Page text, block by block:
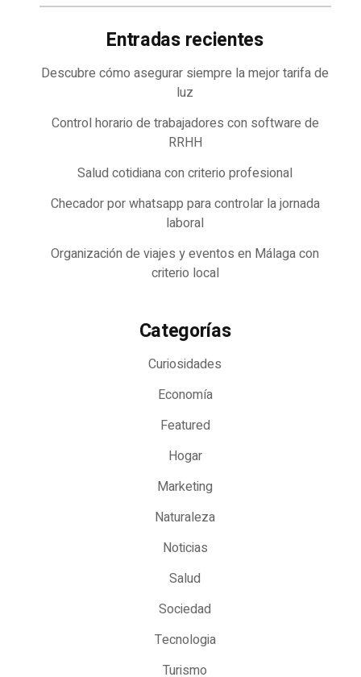
Entradas recientes
Descubre cómo asegurar siempre la mejor tarifa de
luz
Control horario de trabajadores con software de
RRHH
Salud cotidiana con criterio profesional
Checador por whatsapp para controlar la jornada
laboral
Organización de viajes y eventos en Málaga con
criterio local
Categorías
Curiosidades
Economía
Featured
Hogar
Marketing
Naturaleza
Noticias
Salud
Sociedad
Tecnologia
Turismo